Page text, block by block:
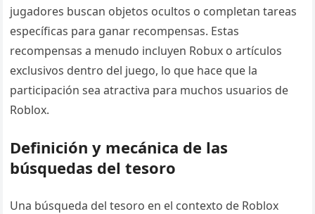
jugadores buscan objetos ocultos o completan tareas
específicas para ganar recompensas. Estas
recompensas a menudo incluyen Robux o artículos
exclusivos dentro del juego, lo que hace que la
participación sea atractiva para muchos usuarios de
Roblox.
Definición y mecánica de las
búsquedas del tesoro
Una búsqueda del tesoro en el contexto de Roblox